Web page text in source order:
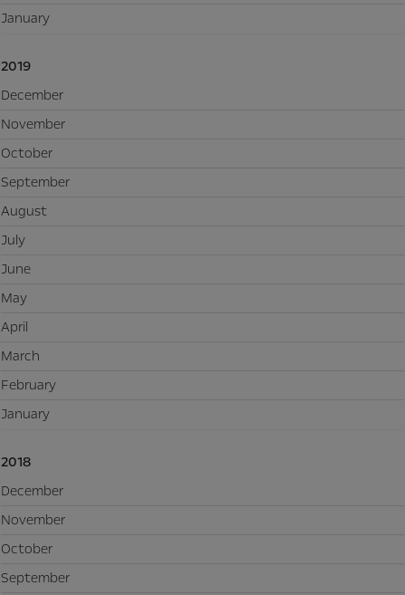
January
2019
December
November
October
September
August
July
June
May
April
March
February
January
2018
December
November
October
September